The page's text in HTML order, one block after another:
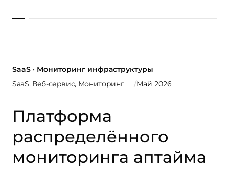
SaaS · Мониторинг инфраструктуры
SaaS, Веб-сервис, Мониторинг
Май 2026
Платформа
распределённого
мониторинга аптайма